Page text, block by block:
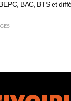
BAC, BTS et